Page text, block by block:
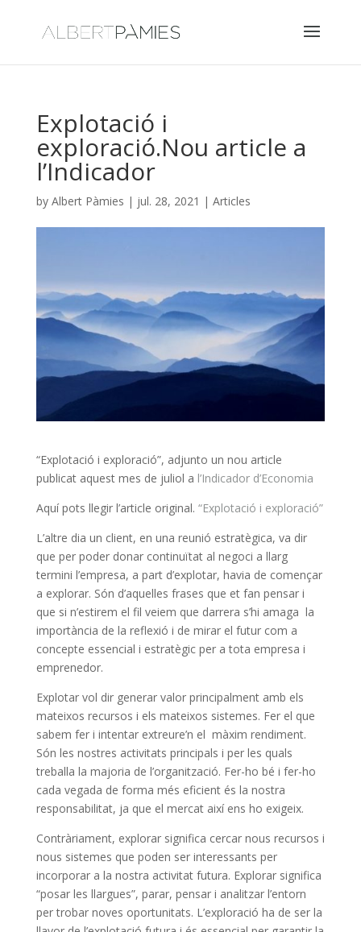
Explotació i
exploració.Nou article a
l’Indicador
by Albert Pàmies | jul. 28, 2021 | Articles
“Explotació i exploració”, adjunto un nou article
publicat aquest mes de juliol a l’Indicador d’Economia
Aquí pots llegir l’article original. “Explotació i exploració”
L’altre dia un client, en una reunió estratègica, va dir
que per poder donar continuïtat al negoci a llarg
termini l’empresa, a part d’explotar, havia de començar
a explorar. Són d’aquelles frases que et fan pensar i
que si n’estirem el fil veiem que darrera s’hi amaga la
importància de la reflexió i de mirar el futur com a
concepte essencial i estratègic per a tota empresa i
emprenedor.
Explotar vol dir generar valor principalment amb els
mateixos recursos i els mateixos sistemes. Fer el que
sabem fer i intentar extreure’n el màxim rendiment.
Són les nostres activitats principals i per les quals
treballa la majoria de l’organització. Fer-ho bé i fer-ho
cada vegada de forma més eficient és la nostra
responsabilitat, ja que el mercat així ens ho exigeix.
Contràriament, explorar significa cercar nous recursos i
nous sistemes que poden ser interessants per
incorporar a la nostra activitat futura. Explorar significa
“posar les llargues”, parar, pensar i analitzar l’entorn
per trobar noves oportunitats. L’exploració ha de ser la